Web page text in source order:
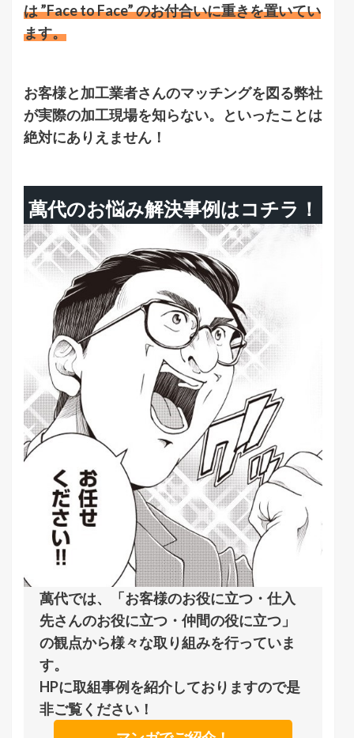
は ”Face to Face” のお付合いに重きを置いてい
ます。
お客様と加工業者さんのマッチングを図る弊社
が実際の加工現場を知らない。といったことは
絶対にありえません！
萬代のお悩み解決事例はコチラ！
萬代では、「お客様のお役に立つ・仕入
先さんのお役に立つ・仲間の役に立つ」
の観点から様々な取り組みを行っていま
す。
HPに取組事例を紹介しておりますので是
非ご覧ください！